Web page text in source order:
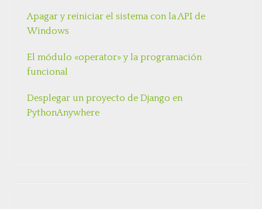
Apagar y reiniciar el sistema con la API de
Windows
El módulo «operator» y la programación
funcional
Desplegar un proyecto de Django en
PythonAnywhere